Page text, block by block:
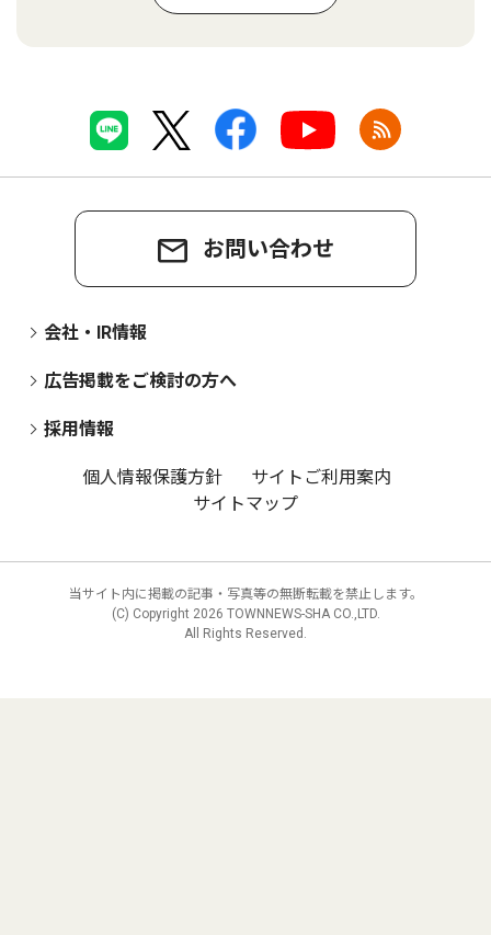
お問い合わせ
会社・IR情報
広告掲載をご検討の方へ
採用情報
個人情報保護方針
サイトご利用案内
サイトマップ
当サイト内に掲載の記事・写真等の無断転載を禁止します。
(C) Copyright 2026 TOWNNEWS-SHA CO.,LTD.
All Rights Reserved.